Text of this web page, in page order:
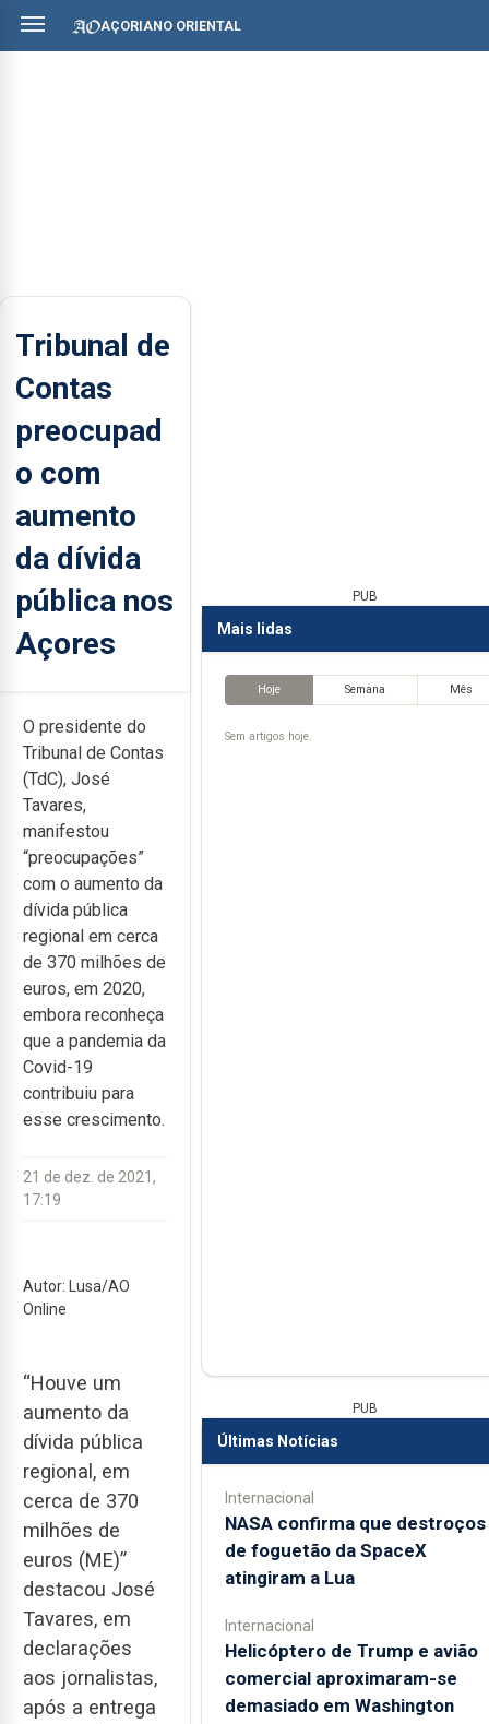
AÇORIANO ORIENTAL
Tribunal de
Contas
preocupad
o com
aumento
da dívida
pública nos
Açores
O presidente do
Tribunal de Contas
(TdC), José
Tavares,
manifestou
“preocupações”
com o aumento da
dívida pública
regional em cerca
de 370 milhões de
euros, em 2020,
embora reconheça
que a pandemia da
Covid-19
contribuiu para
esse crescimento.
21 de dez. de 2021,
17:19
Autor: Lusa/AO
Online
“Houve um
aumento da
dívida pública
regional, em
cerca de 370
milhões de
euros (ME)”
destacou José
Tavares, em
declarações
aos jornalistas,
após a entrega
PUB
Mais lidas
Hoje Semana Mês
Sem artigos hoje.
PUB
Últimas Notícias
Internacional
NASA confirma que destroços
de foguetão da SpaceX
atingiram a Lua
Internacional
Helicóptero de Trump e avião
comercial aproximaram-se
demasiado em Washington